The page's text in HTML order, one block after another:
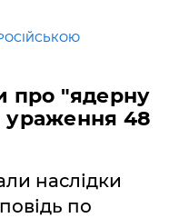
про "ядерну
ураження 48
наслідки
по